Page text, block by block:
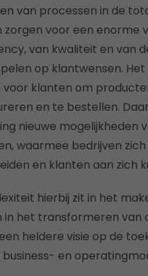
van processen in de
zorgen voor een enorme
van kwaliteit en van
op klantwensen.
voor klanten om
en te bestellen.
nieuwe mogelijkheden
waarmee bedrijven
en klanten aan zich
hierbij zit in het
in het transformeren van
heldere visie op de
business- en